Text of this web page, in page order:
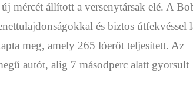
mércét állított a versenytársak elé. A
és biztos útfekvéssel
meg, amely 265 lóerőt teljesített. Az
autót, alig 7 másodperc alatt gyorsult